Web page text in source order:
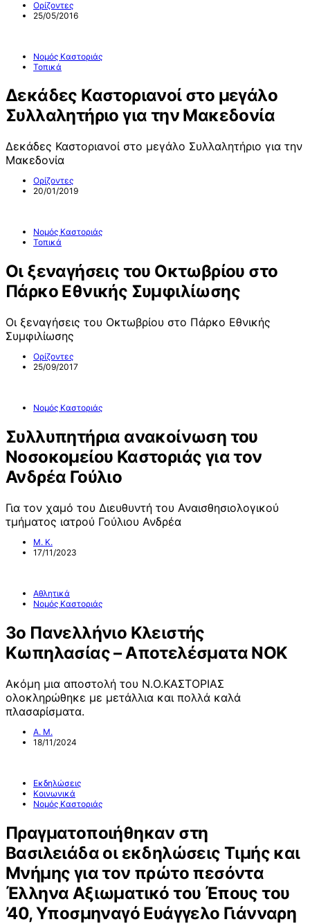
Ορίζοντες
25/05/2016
Νομός Καστοριάς
Τοπικά
Δεκάδες Καστοριανοί στο μεγάλο
Συλλαλητήριο για την Μακεδονία
Δεκάδες Καστοριανοί στο μεγάλο Συλλαλητήριο για την
Μακεδονία
Ορίζοντες
20/01/2019
Νομός Καστοριάς
Τοπικά
Οι ξεναγήσεις του Οκτωβρίου στο
Πάρκο Εθνικής Συμφιλίωσης
Οι ξεναγήσεις του Οκτωβρίου στο Πάρκο Εθνικής
Συμφιλίωσης
Ορίζοντες
25/09/2017
Νομός Καστοριάς
Συλλυπητήρια ανακοίνωση του
Νοσοκομείου Καστοριάς για τον
Ανδρέα Γούλιο
Για τον χαμό του Διευθυντή του Αναισθησιολογικού
τμήματος ιατρού Γούλιου Ανδρέα
Μ. Κ.
17/11/2023
Αθλητικά
Νομός Καστοριάς
3ο Πανελλήνιο Κλειστής
Κωπηλασίας – Αποτελέσματα ΝΟΚ
Ακόμη μια αποστολή του Ν.Ο.ΚΑΣΤΟΡΙΑΣ
ολοκληρώθηκε με μετάλλια και πολλά καλά
πλασαρίσματα.
Α. Μ.
18/11/2024
Εκδηλώσεις
Κοινωνικά
Νομός Καστοριάς
Πραγματοποιήθηκαν στη
Βασιλειάδα οι εκδηλώσεις Τιμής και
Μνήμης για τον πρώτο πεσόντα
Έλληνα Αξιωματικό του Έπους του
’40, Υποσμηναγό Ευάγγελο Γιάνναρη